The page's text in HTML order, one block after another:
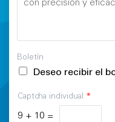
Boletín
Deseo recibir el
Captcha individual *
9 + 10 =